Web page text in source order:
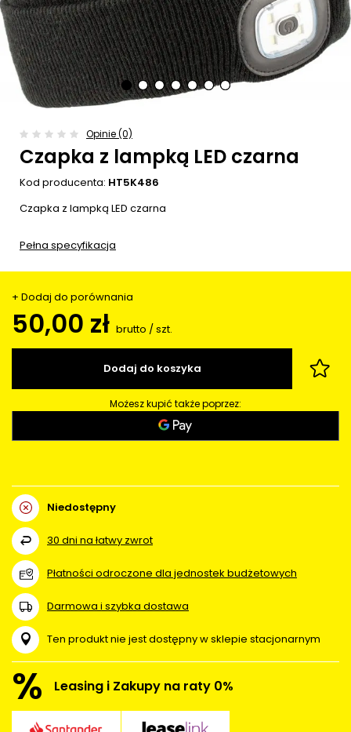
Opinie (0)
Czapka z lampką LED czarna
Kod producenta: HT5K486
Czapka z lampką LED czarna
Pełna specyfikacja
+ Dodaj do porównania
50,00 zł brutto /szt.
Dodaj do koszyka
Możesz kupić także poprzez:
Niedostępny
30 dni na łatwy zwrot
Płatności odroczone dla jednostek budżetowych
Darmowa i szybka dostawa
Ten produkt nie jest dostępny w sklepie stacjonarnym
% Leasing i Zakupy na raty 0%